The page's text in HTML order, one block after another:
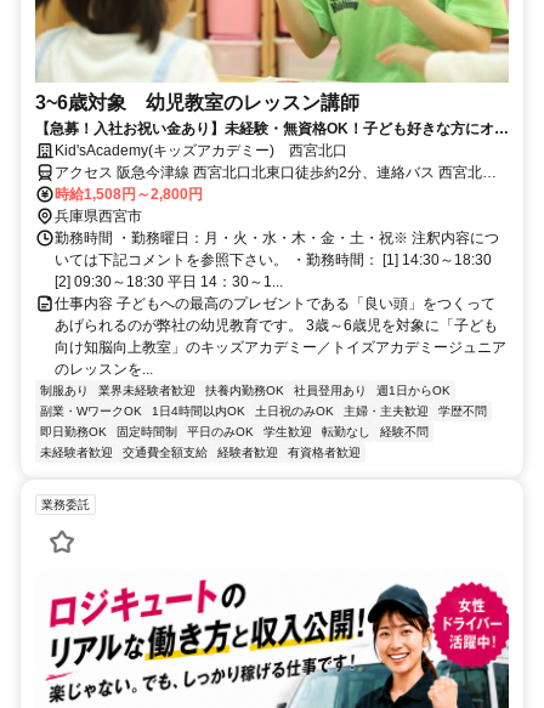
3~6歳対象 幼児教室のレッスン講師
【急募！入社お祝い金あり】未経験・無資格OK！子ども好きな方にオス
スメの幼児教育スタッフ！
Kid'sAcademy(キッズアカデミー) 西宮北口
アクセス 阪急今津線 西宮北口北東口徒歩約2分、連絡バス 西宮北口
北東口徒歩約2分、阪急神戸本線 西宮北口北東口徒歩約2分
時給1,508円～2,800円
兵庫県西宮市
勤務時間 ・勤務曜日：月・火・水・木・金・土・祝※ 注釈内容につ
いては下記コメントを参照下さい。 ・勤務時間： [1] 14:30～18:30
[2] 09:30～18:30 平日 14：30～1...
仕事内容 子どもへの最高のプレゼントである「良い頭」をつくって
あげられるのが弊社の幼児教育です。 3歳～6歳児を対象に「子ども
向け知脳向上教室」のキッズアカデミー／トイズアカデミージュニア
のレッスンを...
制服あり 業界未経験者歓迎 扶養内勤務OK 社員登用あり
週1日からOK
副業・WワークOK
1日4時間以内OK 土日祝のみOK 主婦・主夫歓迎
学歴不問
即日勤務OK
固定時間制 平日のみOK 学生歓迎 転勤なし
経験不問
未経験者歓迎
交通費全額支給 経験者歓迎 有資格者歓迎
業務委託